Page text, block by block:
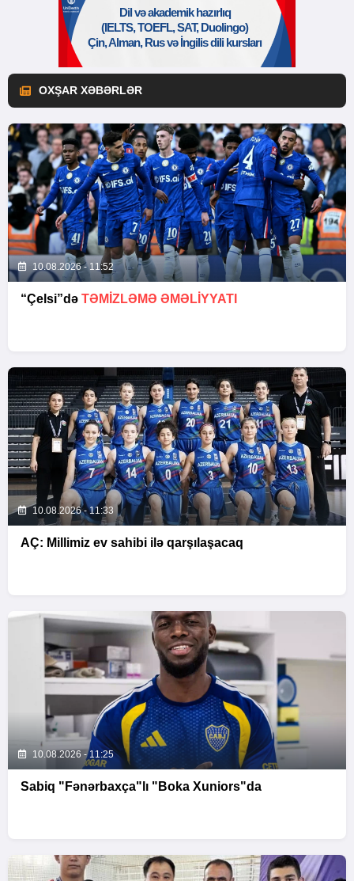
OXŞAR XƏBƏRLƏR
10.08.2026 - 11:52
“Çelsi”də TƏMIZLƏMƏ ƏMƏLIYYATI
10.08.2026 - 11:33
AÇ: Millimiz ev sahibi ilə qarşılaşacaq
10.08.2026 - 11:25
Sabiq "Fənərbaxça"lı "Boka Xuniors"da